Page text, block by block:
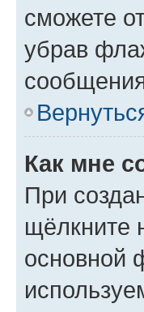
сможете
убрав
Как мне
При
щёлкните
основной